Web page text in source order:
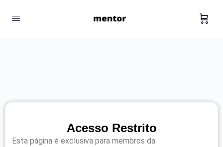
Acesso Restrito
Esta página é exclusiva para membros da